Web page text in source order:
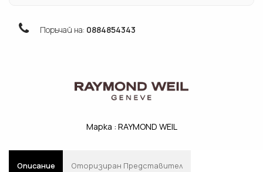
Поръчай на: 0884854343
Марка : RAYMOND WEIL
Описание Oторизиран Представител